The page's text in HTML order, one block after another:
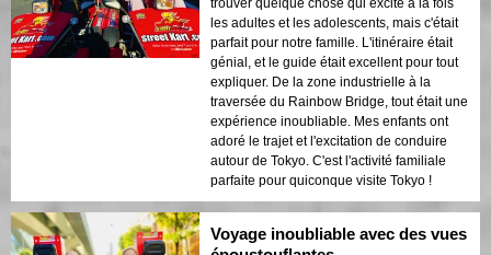
les adultes et les adolescents, mais c'était
parfait pour notre famille. L'itinéraire était
génial, et le guide était excellent pour tout
expliquer. De la zone industrielle à la
traversée du Rainbow Bridge, tout était une
expérience inoubliable. Mes enfants ont
adoré le trajet et l'excitation de conduire
autour de Tokyo. C'est l'activité familiale
parfaite pour quiconque visite Tokyo !
Voyage inoubliable avec des vues